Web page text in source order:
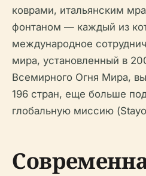
коврами, итальянским
фонтаном — каждый из
международное
мира, установленный в
Всемирного Огня Мира,
196 стран, еще больше
глобальную миссию